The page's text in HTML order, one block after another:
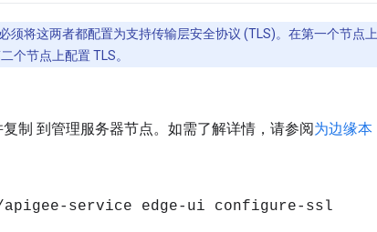
须将这两者都配置为支持传输层安全协议 (TLS)。在第一个节点上
个节点上配置 TLS。
制 到管理服务器节点。如需了解详情，请参阅为边缘本
service edge-ui configure-ssl